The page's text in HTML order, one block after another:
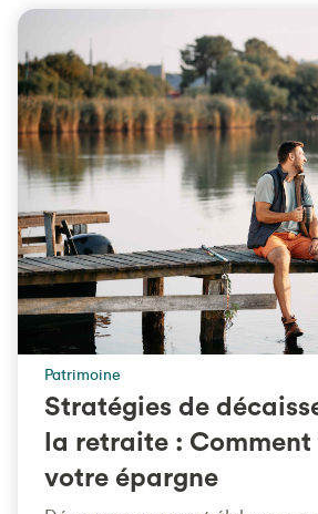
Patrimoine
Stratégies de
la retraite :
votre épargne